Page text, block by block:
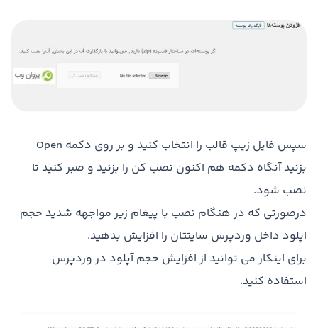
سپس فایل زیپ قالب را انتخاب کنید و بر روی دکمه Open
بزنید آنگاه دکمه هم اکنون نصب کن را بزنید و صبر کنید تا
نصب شود.
درصورتی که در هنگام نصب با پیغام زیر مواجهه شدید حجم
اپلود داخل وردپرس سایتتان را افزایش بدهید.
برای اینکار می توانید از افزایش حجم آپلود در وردپرس
استفاده کنید.